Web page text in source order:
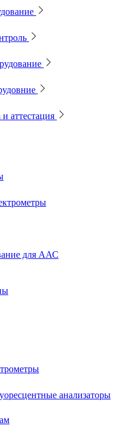
аттестация
для ААС
анализаторы